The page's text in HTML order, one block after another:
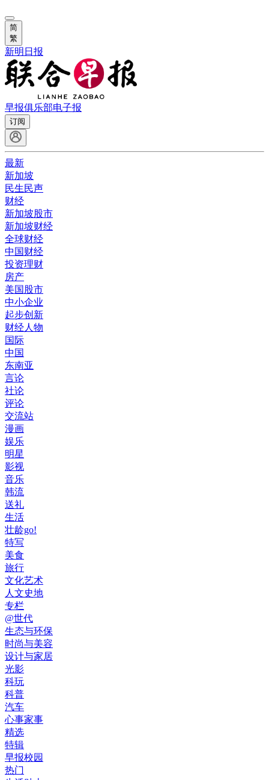
简
繁
新明日报
早报俱乐部电子报
订阅
最新
新加坡
民生民声
财经
新加坡股市
新加坡财经
全球财经
中国财经
投资理财
房产
美国股市
中小企业
起步创新
财经人物
国际
中国
东南亚
言论
社论
评论
交流站
漫画
娱乐
明星
影视
音乐
韩流
送礼
生活
壮龄go!
特写
美食
旅行
文化艺术
人文史地
专栏
@世代
生态与环保
时尚与美容
设计与家居
光影
科玩
科普
汽车
心事家事
精选
特辑
早报校园
热门